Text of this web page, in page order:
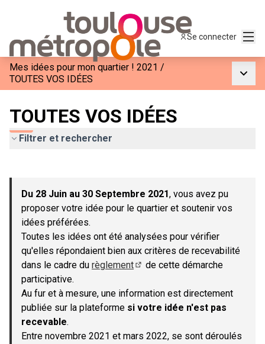
Se connecter
Mes idées pour mon quartier ! 2021 /
TOUTES VOS IDÉES
TOUTES VOS IDÉES
Filtrer et rechercher
−
Du 28 Juin au 30 Septembre 2021, vous avez pu
proposer votre idée pour le quartier et soutenir vos
idées préférées.
Toutes les idées ont été analysées pour vérifier
qu'elles répondaient bien aux critères de recevabilité
dans le cadre du règlement
de cette démarche
participative.
Au fur et à mesure, une information est directement
publiée sur la plateforme si votre idée n'est pas
recevable.
Entre novembre 2021 et mars 2022, se sont déroulés